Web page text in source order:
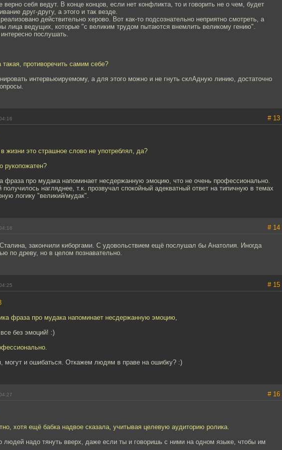
верно себя ведут. В конце концов, если нет конфликта, то и говорить не о чем, будет
друг-другу, а этого и так везде.
действительно херово. Вот как-то подсознательно неприятно смотреть, а
лица ведущих, которые "с великим трудом пытаются внемлить великому гению".
послушать.
такая, противоречить самим себе?
интервьюируемому, а для этого можно и не гнуть склАдную линию, достаточно
# 13
жизни это страшное слово не употреблял, да?
рукопожатен?
фраза про мудака напоминает несдержанную эмоцию, что не очень профессионально.
получилось нагляднее, т.к. прозвучал спокойный адекватный ответ на типичную в темах
логику "великий/мудак".
# 14
закончили киборгами. С удовольствием ещё послушал бы Анатолия. Иногда
по древу, но в целом познавательно.
# 15
фраза про мудака напоминает несдержанную эмоцию,
без эмоций! :)
могут и ошибаться. Откажем людям в праве на ошибку? :)
# 16
хотя ещё бабка надвое сказала, учитывая целевую аудиторию ролика.
людей надо тянуть вверх, даже если ты и говоришь с ними на одном языке, чтобы им